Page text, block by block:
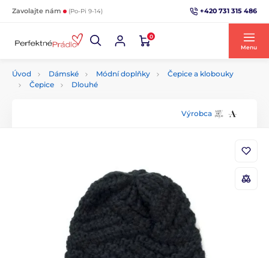
Zavolajte nám (Po-Pi 9-14) +420 731 315 486
0
Menu
Úvod Dámské Módní doplňky
Čepice a klobouky
Čepice
Dlouhé
Výrobca